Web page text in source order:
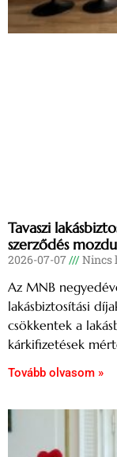
Tavaszi
szerződés
2026-07-07 Nincs
Az MNB
lakásbiztosítási
csökkentek a
kárkifizetések
Tovább olvasom »